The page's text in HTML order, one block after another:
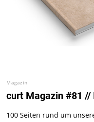
Magazin
curt Magazin #81 //
100 Seiten rund um